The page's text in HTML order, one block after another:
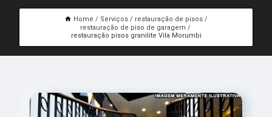
Home Serviços
restauração de pisos
restauração de piso de garagem
restauração pisos granilite Vila Morumbi